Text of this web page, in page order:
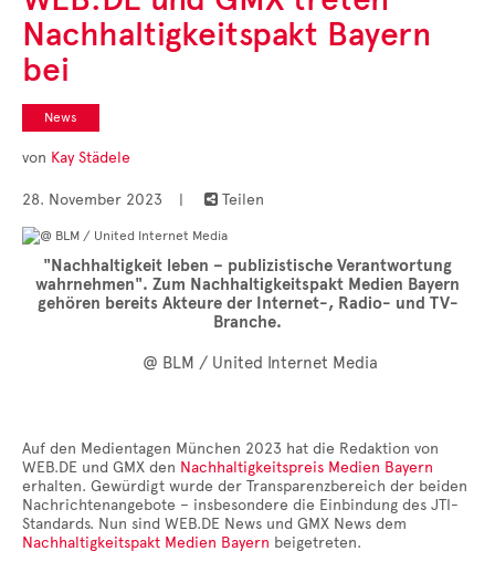
Cases
• Themen-Serien
• Kurzinterviews
Nachhaltigkeitspakt Bayern
bei
News
von Kay Städele
28. November 2023 |  Teilen
"Nachhaltigkeit leben – publizistische Verantwortung
wahrnehmen". Zum Nachhaltigkeitspakt Medien Bayern
gehören bereits Akteure der Internet-, Radio- und TV-
Branche.
@ BLM / United Internet Media
Auf den Medientagen München 2023 hat die Redaktion von
WEB.DE und GMX den Nachhaltigkeitspreis Medien Bayern
erhalten. Gewürdigt wurde der Transparenzbereich der beiden
Nachrichtenangebote – insbesondere die Einbindung des JTI-
Standards. Nun sind WEB.DE News und GMX News dem
Nachhaltigkeitspakt Medien Bayern beigetreten.